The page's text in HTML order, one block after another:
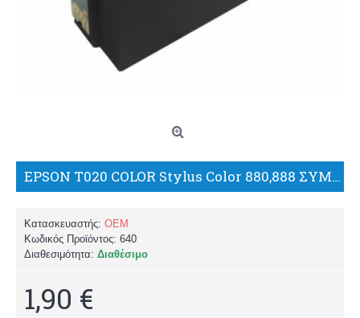
EPSON T020 COLOR Stylus Color 880,888 ΣΥΜΒΑΤΟ ΜΕΛΑΝΙ/BP
Κατασκευαστής: OEM
Κωδικός Προϊόντος: 640
Διαθεσιμότητα: Διαθέσιμο
1,90 €